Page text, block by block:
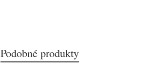
Podobné produkty